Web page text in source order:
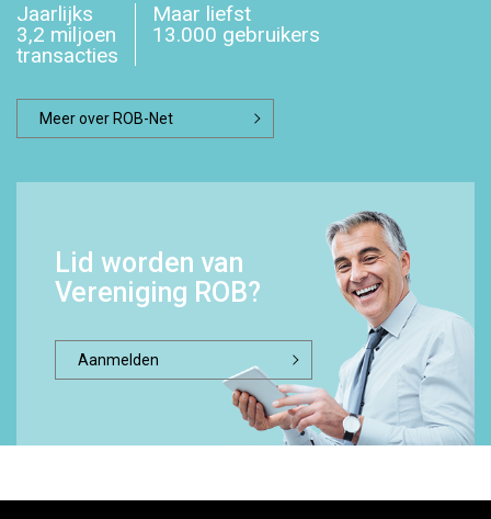
Jaarlijks
3,2 miljoen
transacties
Maar liefst
13.000 gebruikers
Meer over ROB-Net
Lid worden van
Vereniging ROB?
Aanmelden